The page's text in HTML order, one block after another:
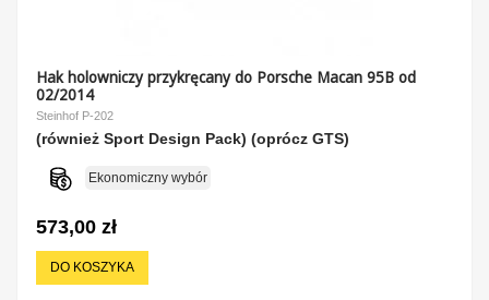
Hak holowniczy przykręcany do Porsche Macan 95B od
02/2014
Steinhof P-202
(również Sport Design Pack) (oprócz GTS)
Ekonomiczny wybór
573,00 zł
DO KOSZYKA